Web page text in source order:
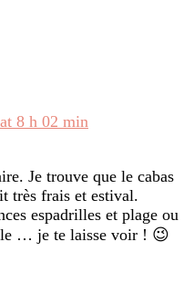
8 h 02 min
Je trouve que le cabas
très frais et estival.
espadrilles et plage ou
… je te laisse voir ! 😉